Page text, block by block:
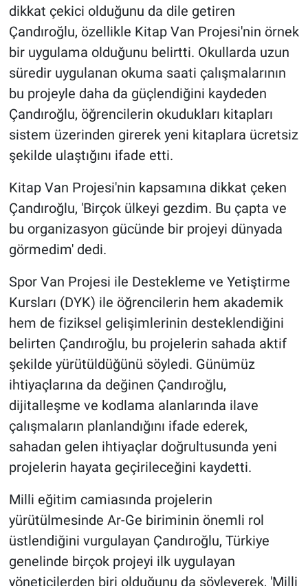
dikkat çekici olduğunu da dile getiren
Çandıroğlu, özellikle Kitap Van Projesi'nin örnek
bir uygulama olduğunu belirtti. Okullarda uzun
süredir uygulanan okuma saati çalışmalarının
bu projeyle daha da güçlendiğini kaydeden
Çandıroğlu, öğrencilerin okudukları kitapları
sistem üzerinden girerek yeni kitaplara ücretsiz
şekilde ulaştığını ifade etti.
Kitap Van Projesi'nin kapsamına dikkat çeken
Çandıroğlu, 'Birçok ülkeyi gezdim. Bu çapta ve
bu organizasyon gücünde bir projeyi dünyada
görmedim' dedi.
Spor Van Projesi ile Destekleme ve Yetiştirme
Kursları (DYK) ile öğrencilerin hem akademik
hem de fiziksel gelişimlerinin desteklendiğini
belirten Çandıroğlu, bu projelerin sahada aktif
şekilde yürütüldüğünü söyledi. Günümüz
ihtiyaçlarına da değinen Çandıroğlu,
dijitalleşme ve kodlama alanlarında ilave
çalışmaların planlandığını ifade ederek,
sahadan gelen ihtiyaçlar doğrultusunda yeni
projelerin hayata geçirileceğini kaydetti.
Milli eğitim camiasında projelerin
yürütülmesinde Ar-Ge biriminin önemli rol
üstlendiğini vurgulayan Çandıroğlu, Türkiye
genelinde birçok projeyi ilk uygulayan
yöneticilerden biri olduğunu da söyleyerek, 'Milli